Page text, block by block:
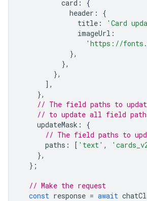
card :
{
header :
{
title :
'Card
imageUrl :
'https://
},
},
},
],
},
// The field paths to
// to update all field
updateMask :
{
// The field paths to
paths : [ 'text' ,
},
};
// Make the request
const response = await